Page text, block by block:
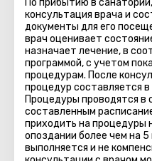
По прибытию в
консультация врача и
документы для его
врач оценивает
назначает лечение, в
программой, с учетом
процедурам. После
процедур составляется
Процедуры проводятся в
составленным
приходить на процедуры
опоздании более чем на
выполняется и не